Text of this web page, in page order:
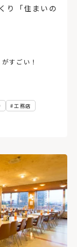
代官山蔦屋書店
小上がり和室
再開発
縦型ブラインド
冷房
サステナブル
施工
ワイナリー
地域
地方
網走
壁紙
旅
住宅雑誌
コンパクト
り「住まいの
すごい！
工務店